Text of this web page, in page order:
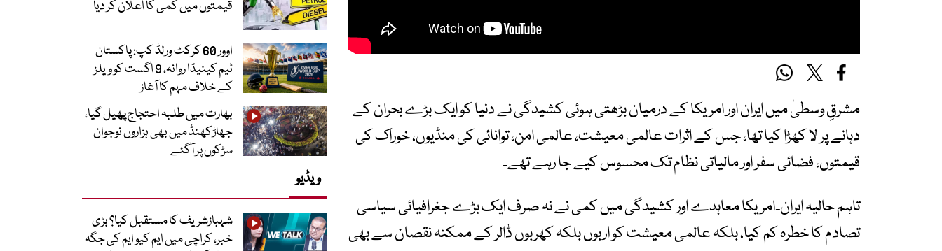
مشرقِ وسطیٰ میں ایران اور امریکا کے درمیان بڑھتی ہوئی کشیدگی نے دنیا کو ایک بڑے بحران کے
دہانے پر لا کھڑا کیا تھا، جس کے اثرات عالمی معیشت، عالمی امن، توانائی کی منڈیوں، خوراک کی
قیمتوں، فضائی سفر اور مالیاتی نظام تک محسوس کیے جا رہے تھے۔
تاہم حالیہ ایران۔امریکا معاہدے اور کشیدگی میں کمی نے نہ صرف ایک بڑے جغرافیائی سیاسی
تصادم کا خطرہ کم کیا، بلکہ عالمی معیشت کو اربوں بلکہ کھربوں ڈالر کے ممکنہ نقصان سے بھی
قیمتوں میں کمی کا اعلان کر دیا
اوور 60 کرکٹ ورلڈ کپ: پاکستان
ٹیم کینیڈا روانہ، 9 اگست کو ویلز
کے خلاف مہم کا آغاز
بھارت میں طلبہ احتجاج پھیل گیا،
جھاڑکھنڈ میں بھی ہزاروں نوجوان
سڑکوں پر آگئے
ویڈیو
شہبازشریف کا مستقبل کیا؟ بڑی
خبر، کراچی میں ایم کیو ایم کی جگہ